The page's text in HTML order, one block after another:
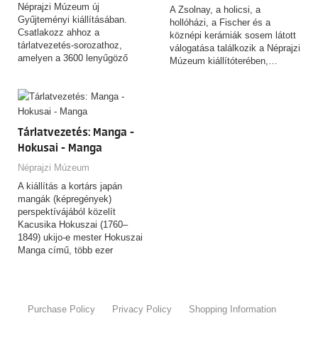
Néprajzi Múzeum új
Gyűjteményi kiállításában.
Csatlakozz ahhoz a
tárlatvezetés-sorozathoz,
amelyen a 3600 lenyűgöző
A Zsolnay, a holicsi, a
hollóházi, a Fischer és a
köznépi kerámiák sosem látott
válogatása találkozik a Néprajzi
Múzeum kiállítóterében,…
Tárlatvezetés: Manga -
Hokusai - Manga
Néprajzi Múzeum
A kiállítás a kortárs japán
mangák (képregények)
perspektívájából közelít
Kacusika Hokuszai (1760–
1849) ukijo-e mester Hokuszai
Manga című, több ezer
Purchase Policy Privacy Policy Shopping Information